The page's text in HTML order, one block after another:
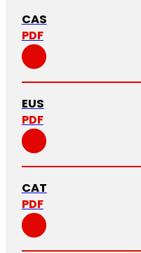
CAS
PDF
EUS
PDF
CAT
PDF